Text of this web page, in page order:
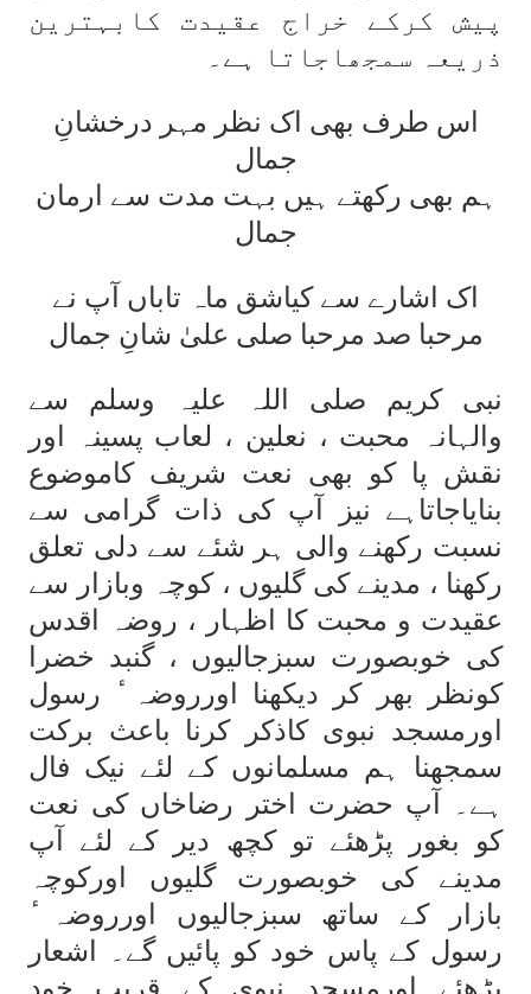
پیش کرکے خراج عقیدت کابہترین
ذریعہ سمجھاجاتا ہے۔
اس طرف بھی اک نظر مہر درخشانِ
جمال
ہم بھی رکھتے ہیں بہت مدت سے ارمان
جمال
اک اشارے سے کیاشق ماہ تاباں آپ نے
مرحبا صد مرحبا صلی علیٰ شانِ جمال
نبی کریم صلی اللہ علیہ وسلم سے
والہانہ محبت ، نعلین ، لعاب پسینہ اور
نقش پا کو بھی نعت شریف کاموضوع
بنایاجاتاہے نیز آپ کی ذات گرامی سے
نسبت رکھنے والی ہر شئے سے دلی تعلق
رکھنا ، مدینے کی گلیوں ، کوچہ وبازار سے
عقیدت و محبت کا اظہار ، روضہ اقدس
کی خوبصورت سبزجالیوں ، گنبد خضرا
کونظر بھر کر دیکھنا اورروضہ ٔ رسول
اورمسجد نبوی کاذکر کرنا باعث برکت
سمجھنا ہم مسلمانوں کے لئے نیک فال
ہے۔ آپ حضرت اختر رضاخاں کی نعت
کو بغور پڑھئے تو کچھ دیر کے لئے آپ
مدینے کی خوبصورت گلیوں اورکوچہ
بازار کے ساتھ سبزجالیوں اورروضہ ٔ
رسول کے پاس خود کو پائیں گے۔ اشعار